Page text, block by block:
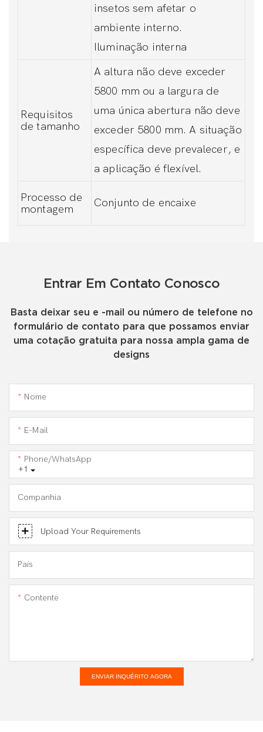
insetos sem afetar o
ambiente interno.
Iluminação interna
Requisitos
de tamanho
A altura não deve exceder
5800 mm ou a largura de
uma única abertura não deve
exceder 5800 mm. A situação
específica deve prevalecer, e
a aplicação é flexível.
Processo de
montagem
Conjunto de encaixe
Entrar Em Contato Conosco
Basta deixar seu e -mail ou número de telefone no
formulário de contato para que possamos enviar
uma cotação gratuita para nossa ampla gama de
designs
Nome
E-Mail
+1
Phone/WhatsApp
Companhia
Upload Your Requirements
País
Contente
ENVIAR INQUÉRITO AGORA